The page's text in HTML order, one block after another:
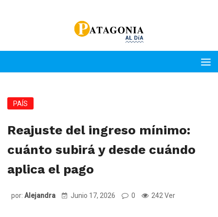
PAÍS
Reajuste del ingreso mínimo:
cuánto subirá y desde cuándo
aplica el pago
por: Alejandra Junio 17, 2026 0 242 Ver